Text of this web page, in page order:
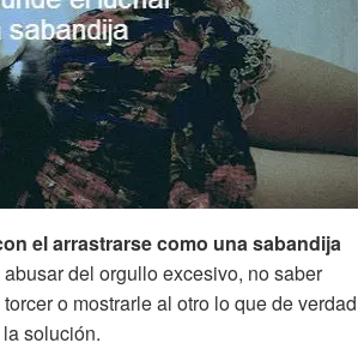
el arrastrarse como una sabandija
del orgullo excesivo, no saber
o mostrarle al otro lo que de verdad
solución.